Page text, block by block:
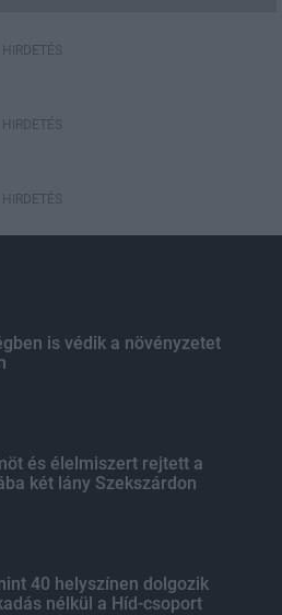
HIRDETÉS
HIRDETÉS
HIRDETÉS
is védik a növényzetet
és élelmiszert rejtett a
két lány Szekszárdon
40 helyszínen dolgozik
nélkül a Híd-csoport